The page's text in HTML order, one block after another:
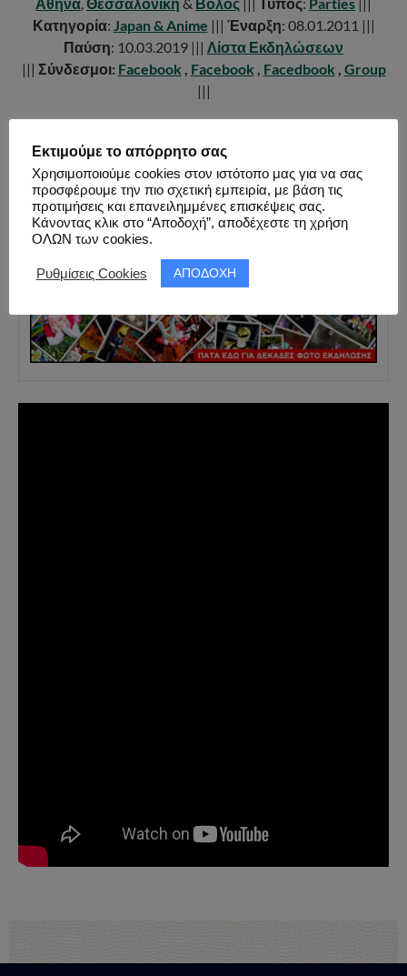
Κατηγορία: Japan & Anime ||| Έναρξη: 08.01.2011 |||
Παύση: 10.03.2019 ||| Λίστα Εκδηλώσεων
||| Σύνδεσμοι: Facebook , Facebook , Facedbook , Group
|||
FACEBOOK PAGE ALBUM
ΦΩΤΟ ΕΚΔΗΛΩΣΗΣ ( 70 ΦΩΤΟ )
Εκτιμούμε το απόρρητο σας
Χρησιμοποιούμε cookies στον ιστότοπο μας για να σας
προσφέρουμε την πιο σχετική εμπειρία, με βάση τις
προτιμήσεις και επανειλημμένες επισκέψεις σας.
Κάνοντας κλικ στο “Αποδοχή”, αποδέχεστε τη χρήση
ΟΛΩΝ των cookies.
Ρυθμίσεις Cookies ΑΠΟΔΟΧΗ